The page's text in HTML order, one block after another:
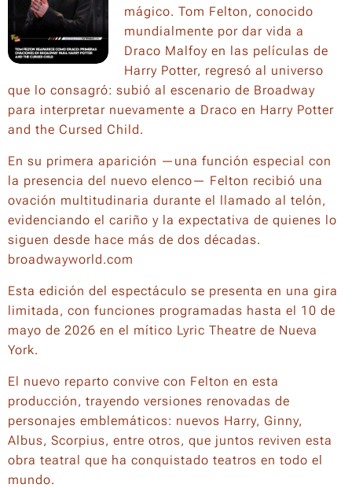
mágico. Tom Felton, conocido
mundialmente por dar vida a
Draco Malfoy en las películas de
Harry Potter, regresó al universo
que lo consagró: subió al escenario de Broadway
para interpretar nuevamente a Draco en Harry Potter
and the Cursed Child.
En su primera aparición —una función especial con
la presencia del nuevo elenco— Felton recibió una
ovación multitudinaria durante el llamado al telón,
evidenciando el cariño y la expectativa de quienes lo
siguen desde hace más de dos décadas.
broadwayworld.com
Esta edición del espectáculo se presenta en una gira
limitada, con funciones programadas hasta el 10 de
mayo de 2026 en el mítico Lyric Theatre de Nueva
York.
El nuevo reparto convive con Felton en esta
producción, trayendo versiones renovadas de
personajes emblemáticos: nuevos Harry, Ginny,
Albus, Scorpius, entre otros, que juntos reviven esta
obra teatral que ha conquistado teatros en todo el
mundo.